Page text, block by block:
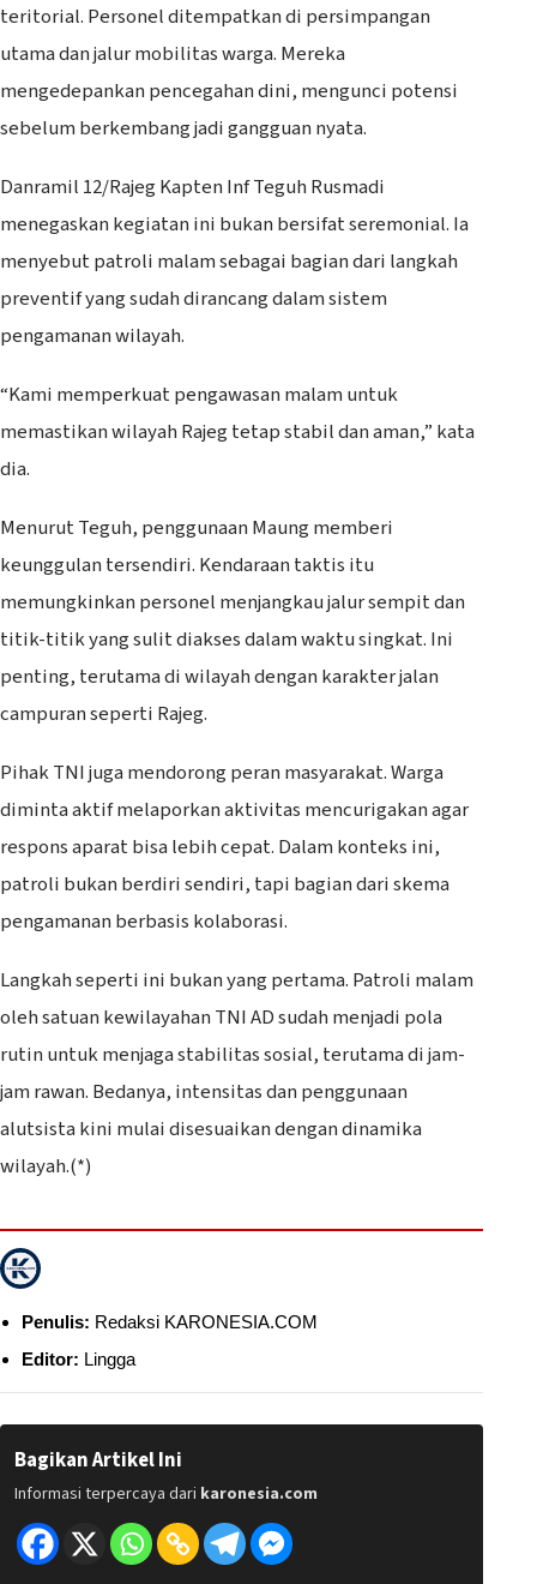
teritorial. Personel ditempatkan di persimpangan
utama dan jalur mobilitas warga. Mereka
mengedepankan pencegahan dini, mengunci potensi
sebelum berkembang jadi gangguan nyata.
Danramil 12/Rajeg Kapten Inf Teguh Rusmadi
menegaskan kegiatan ini bukan bersifat seremonial. Ia
menyebut patroli malam sebagai bagian dari langkah
preventif yang sudah dirancang dalam sistem
pengamanan wilayah.
“Kami memperkuat pengawasan malam untuk
memastikan wilayah Rajeg tetap stabil dan aman,” kata
dia.
Menurut Teguh, penggunaan Maung memberi
keunggulan tersendiri. Kendaraan taktis itu
memungkinkan personel menjangkau jalur sempit dan
titik-titik yang sulit diakses dalam waktu singkat. Ini
penting, terutama di wilayah dengan karakter jalan
campuran seperti Rajeg.
Pihak TNI juga mendorong peran masyarakat. Warga
diminta aktif melaporkan aktivitas mencurigakan agar
respons aparat bisa lebih cepat. Dalam konteks ini,
patroli bukan berdiri sendiri, tapi bagian dari skema
pengamanan berbasis kolaborasi.
Langkah seperti ini bukan yang pertama. Patroli malam
oleh satuan kewilayahan TNI AD sudah menjadi pola
rutin untuk menjaga stabilitas sosial, terutama di jam-
jam rawan. Bedanya, intensitas dan penggunaan
alutsista kini mulai disesuaikan dengan dinamika
wilayah.(*)
Penulis: Redaksi KARONESIA.COM
Editor: Lingga
Bagikan Artikel Ini
Informasi terpercaya dari karonesia.com